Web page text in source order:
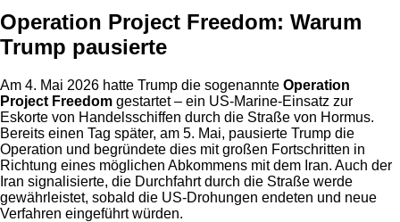
Operation Project Freedom: Warum
Trump pausierte
Am 4. Mai 2026 hatte Trump die sogenannte Operation
Project Freedom gestartet – ein US-Marine-Einsatz zur
Eskorte von Handelsschiffen durch die Straße von Hormus.
Bereits einen Tag später, am 5. Mai, pausierte Trump die
Operation und begründete dies mit großen Fortschritten in
Richtung eines möglichen Abkommens mit dem Iran. Auch der
Iran signalisierte, die Durchfahrt durch die Straße werde
gewährleistet, sobald die US-Drohungen endeten und neue
Verfahren eingeführt würden.